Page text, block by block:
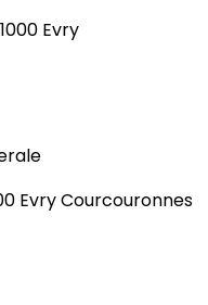
Evry
Evry Courcouronnes